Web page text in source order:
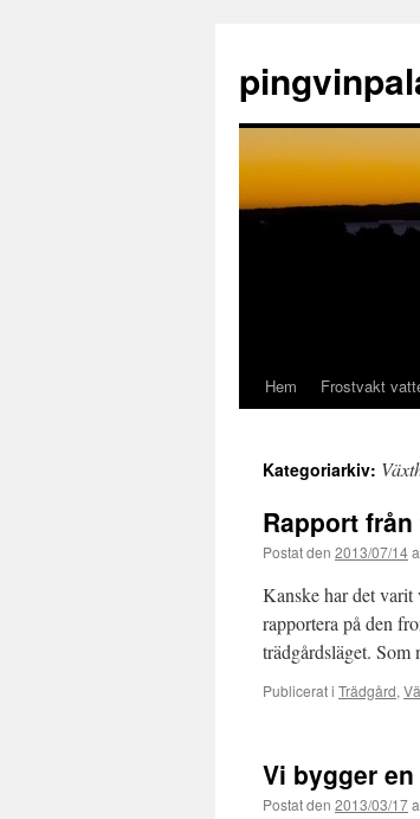
Gå
innehåll
Hem Frostvakt
Kategoriarkiv:
Rapport
Postat den 2013/07/14
Kanske har det
rapportera på den
trädgårdsläget.
Publicerat i Trädgård,
Vi bygger
Postat den 2013/03/17